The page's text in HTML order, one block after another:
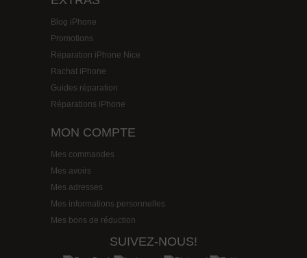
Blog iPhone
Promotions
Réparation iPhone Nice
Rachat iPhone
Guides réparation
Réparations iPhone
MON COMPTE
Mes commandes
Mes avoirs
Mes adresses
Mes informations personnelles
Mes bons de réduction
SUIVEZ-NOUS!